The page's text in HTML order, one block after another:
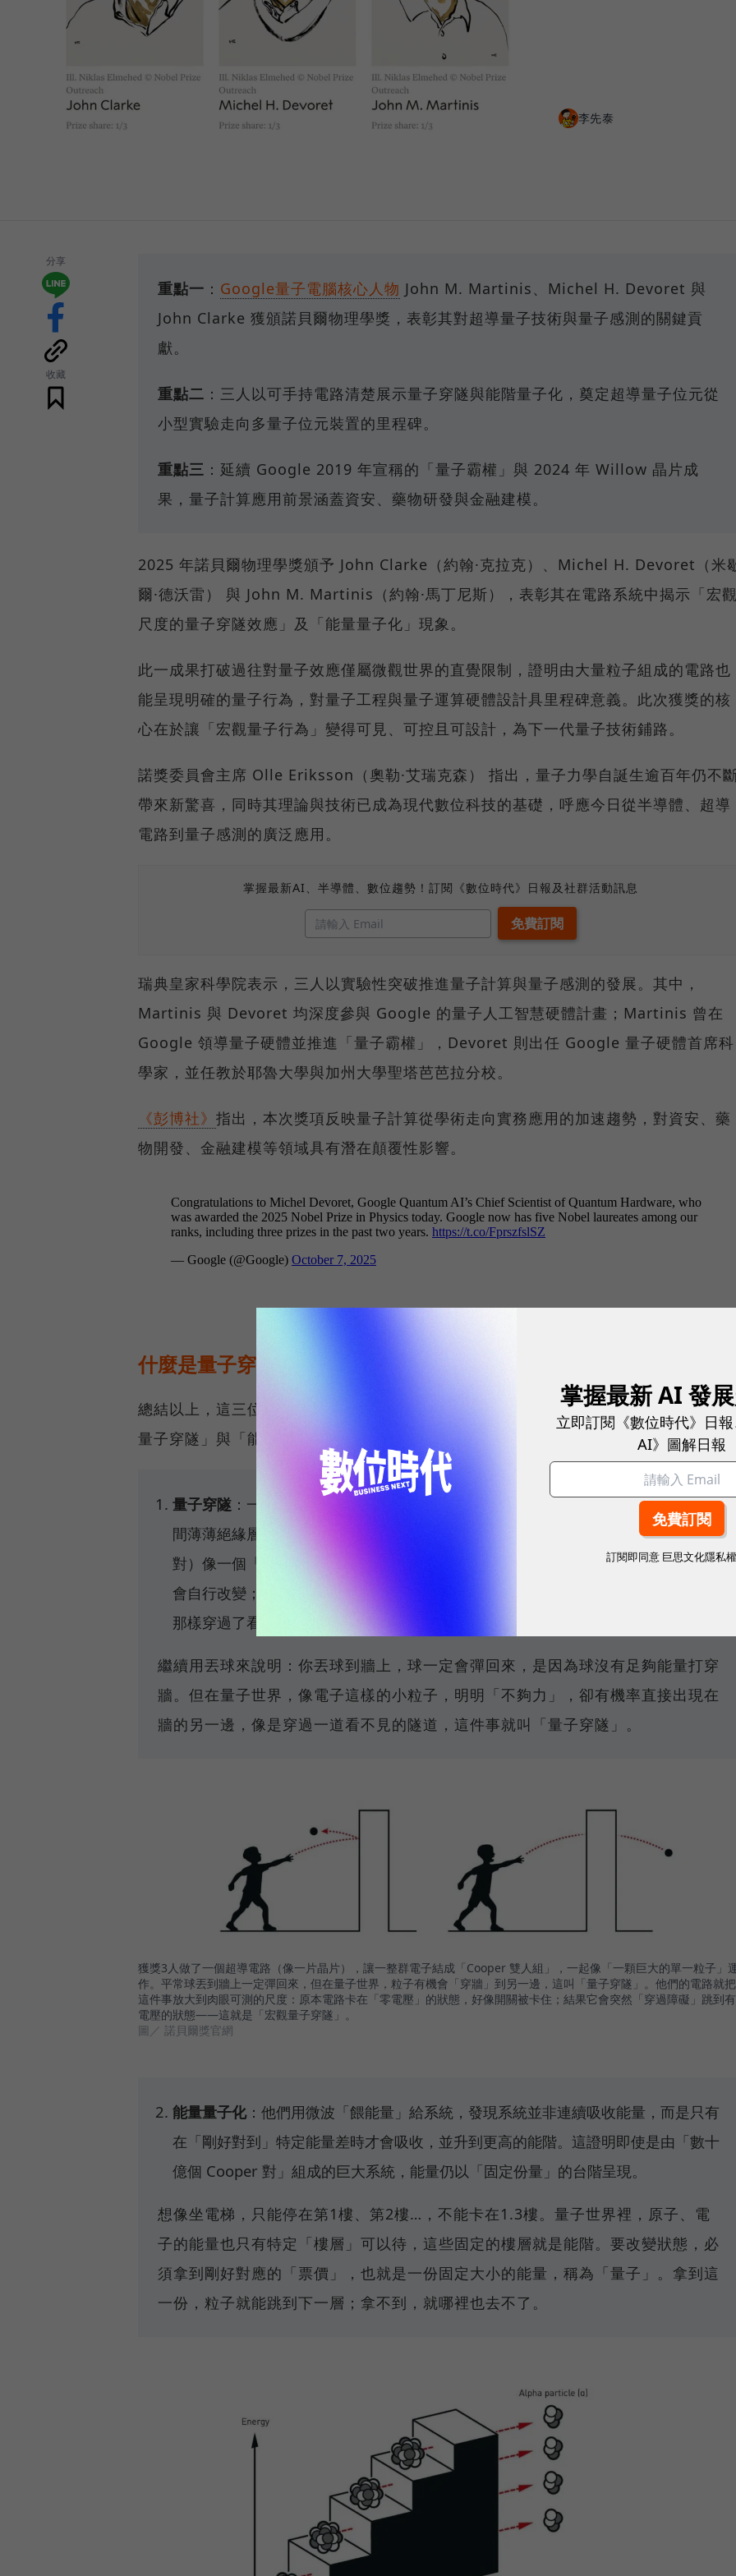
李先泰
分享
收藏
重點一 ： Google量子電腦核心人物 John M. Martinis、Michel H. Devoret 與
John Clarke 獲頒諾貝爾物理學獎，表彰其對超導量子技術與量子感測的關鍵貢
獻。
重點二 ：三人以可手持電路清楚展示量子穿隧與能階量子化，奠定超導量子位元從
小型實驗走向多量子位元裝置的里程碑。
重點三 ：延續 Google 2019 年宣稱的「量子霸權」與 2024 年 Willow 晶片成
果，量子計算應用前景涵蓋資安、藥物研發與金融建模。
2025 年諾貝爾物理學獎頒予 John Clarke（約翰·克拉克）、Michel H. Devoret（米
爾·德沃雷） 與 John M. Martinis（約翰·馬丁尼斯），表彰其在電路系統中揭示「宏
尺度的量子穿隧效應」及「能量量子化」現象。
此一成果打破過往對量子效應僅屬微觀世界的直覺限制，證明由大量粒子組成的電路也
能呈現明確的量子行為，對量子工程與量子運算硬體設計具里程碑意義。此次獲獎的核
心在於讓「宏觀量子行為」變得可見、可控且可設計，為下一代量子技術鋪路。
諾獎委員會主席 Olle Eriksson（奧勒·艾瑞克森） 指出，量子力學自誕生逾百年仍不
帶來新驚喜，同時其理論與技術已成為現代數位科技的基礎，呼應今日從半導體、超導
電路到量子感測的廣泛應用。
掌握最新AI、半導體、數位趨勢！訂閱《數位時代》日報及社群活動訊息
瑞典皇家科學院表示，三人以實驗性突破推進量子計算與量子感測的發展。其中，
Martinis 與 Devoret 均深度參與 Google 的量子人工智慧硬體計畫；Martinis 曾在
Google 領導量子硬體並推進「量子霸權」，Devoret 則出任 Google 量子硬體首席科
學家，並任教於耶魯大學與加州大學聖塔芭芭拉分校。
《彭博社》 指出，本次獎項反映量子計算從學術走向實務應用的加速趨勢，對資安、藥
物開發、金融建模等領域具有潛在顛覆性影響。
什麼是量子穿隧？
總結以上，這三位得主的得獎理由可濃縮為兩點：在超導電路中發現並精確測量「巨觀
量子穿隧」與「能量量子化」。
量子穿隧 ：一般球丟到牆上只會彈回來，不會「穿牆」。他們製作由兩個超導體與中
間薄薄絕緣層構成的「約瑟夫森接面」電路，讓成群結隊的電子配對（稱為 Cooper
對）像一個「巨大粒子」共同行動。原本電路處在「沒有電壓」的穩定狀態，理應不
會自行改變；但實驗觀察到它會突然「跳」到有電壓的狀態——等於整個系統像粒子
那樣穿過了看不見的能量障礙，這就是巨觀版的量子穿隧。
繼續用丟球來說明：你丟球到牆上，球一定會彈回來，是因為球沒有足夠能量打穿
牆。但在量子世界，像電子這樣的小粒子，明明「不夠力」，卻有機率直接出現在
牆的另一邊，像是穿過一道看不見的隧道，這件事就叫「量子穿隧」。
獲獎3人做了一個超導電路（像一片晶片），讓一整群電子結成「Cooper 雙人組」，一起像「一顆巨大的單一粒子」
作。平常球丟到牆上一定彈回來，但在量子世界，粒子有機會「穿牆」到另一邊，這叫「量子穿隧」。他們的電路就把
這件事放大到肉眼可測的尺度：原本電路卡在「零電壓」的狀態，好像開關被卡住；結果它會突然「穿過障礙」跳到有
電壓的狀態——這就是「宏觀量子穿隧」。
圖／ 諾貝爾獎官網
能量量子化：他們用微波「餵能量」給系統，發現系統並非連續吸收能量，而是只有
在「剛好對到」特定能量差時才會吸收，並升到更高的能階。這證明即使是由「數十
億個 Cooper 對」組成的巨大系統，能量仍以「固定份量」的台階呈現。
想像坐電梯，只能停在第1樓、第2樓…，不能卡在1.3樓。量子世界裡，原子、電
子的能量也只有特定「樓層」可以待，這些固定的樓層就是能階。要改變狀態，必
須拿到剛好對應的「票價」，也就是一份固定大小的能量，稱為「量子」。拿到這
一份，粒子就能跳到下一層；拿不到，就哪裡也去不了。
掌握最新 AI 發
立即訂閱《數位時代》日
AI》圖解日報
訂閱即同意 巨思文化隱私